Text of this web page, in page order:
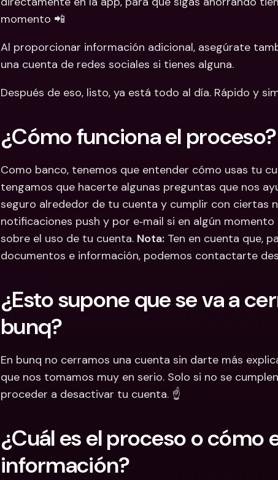
momento 📲
Al proporcionar información adicional, asegúrate
una cuenta de redes sociales si tienes alguna.
Después de eso, listo, ya está todo al día. Rápido y
¿Cómo funciona el proceso?
Como banco, tenemos que entender cómo usas tu
tengamos que hacerte algunas preguntas que nos
seguro alrededor de tu cuenta y cumplir con ciertas
notificaciones push y por e‑mail si en algún
sobre el uso de tu cuenta. Nota: Ten en cuenta que,
documentos e información, podemos contactarte
¿Esto supone que se va a
bunq?
En bunq no cerramos una cuenta sin darte más
que nos tomamos muy en serio. Solo si no se
proceder a desactivar tu cuenta. ☝
¿Cuál es el proceso o cómo
información?